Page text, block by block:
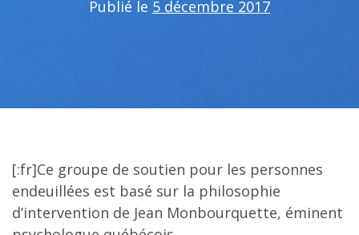
Publié le 5 décembre 2017
[:fr]Ce groupe de soutien pour les personnes
endeuillées est basé sur la philosophie
d’intervention de Jean Monbourquette, éminent